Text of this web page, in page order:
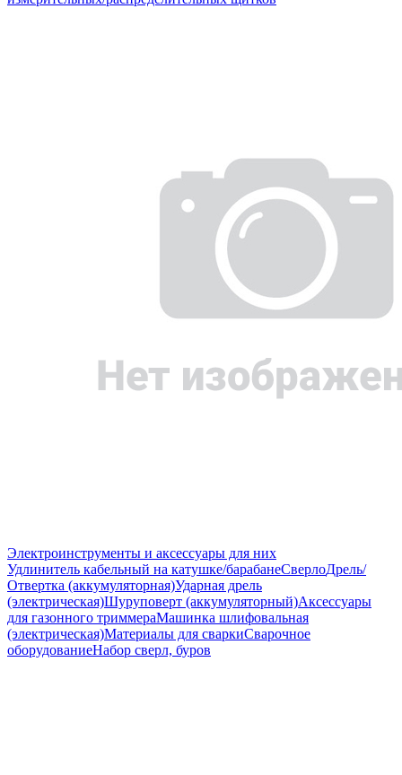
Электроинструменты и аксессуары для них
Удлинитель кабельный на катушке/барабанеСверлоДрель/
Отвертка (аккумуляторная)Ударная дрель
(электрическая)Шуруповерт (аккумуляторный)Аксессуары
для газонного триммераМашинка шлифовальная
(электрическая)Материалы для сваркиСварочное
оборудованиеНабор сверл, буров